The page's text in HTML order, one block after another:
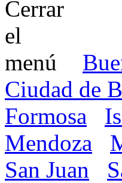
Ciudad de
Formosa
Mendoza
San Juan